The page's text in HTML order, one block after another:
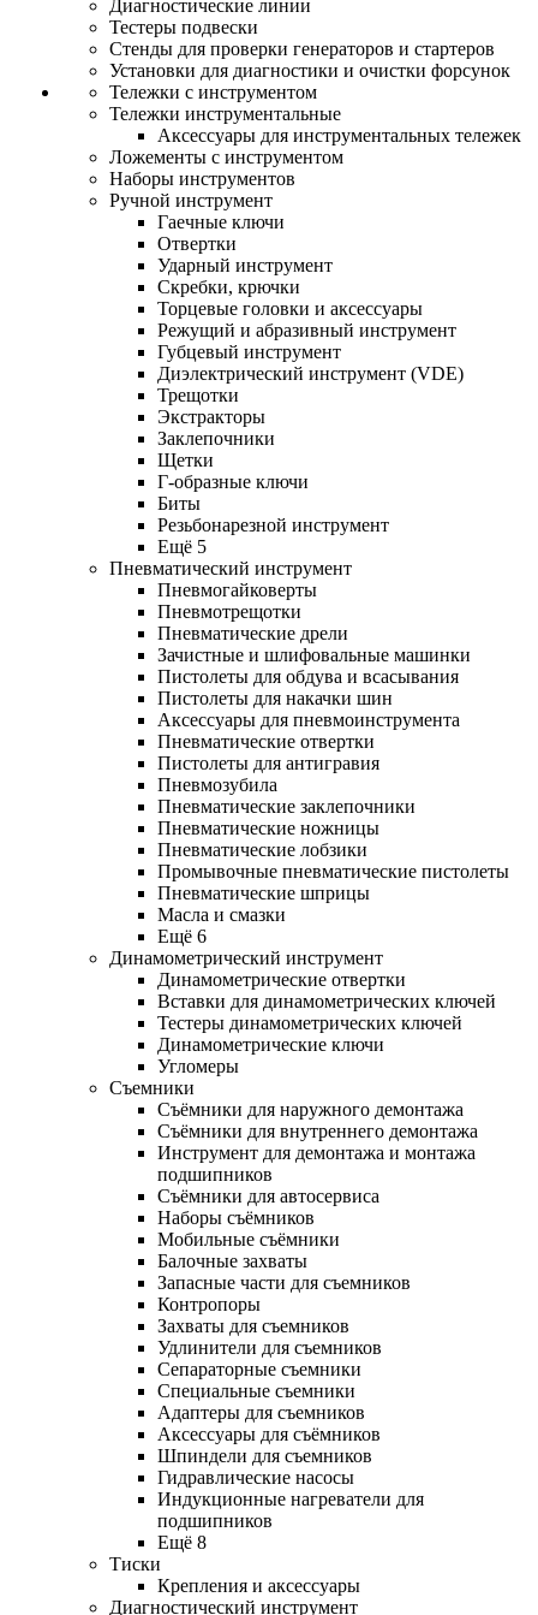
Диагностические линии
Тестеры подвески
Стенды для проверки генераторов и стартеров
Установки для диагностики и очистки форсунок
Тележки с инструментом
Тележки инструментальные
Аксессуары для инструментальных тележек
Ложементы с инструментом
Наборы инструментов
Ручной инструмент
Гаечные ключи
Отвертки
Ударный инструмент
Скребки, крючки
Торцевые головки и аксессуары
Режущий и абразивный инструмент
Губцевый инструмент
Диэлектрический инструмент (VDE)
Трещотки
Экстракторы
Заклепочники
Щетки
Г-образные ключи
Биты
Резьбонарезной инструмент
Ещё 5
Пневматический инструмент
Пневмогайковерты
Пневмотрещотки
Пневматические дрели
Зачистные и шлифовальные машинки
Пистолеты для обдува и всасывания
Пистолеты для накачки шин
Аксессуары для пневмоинструмента
Пневматические отвертки
Пистолеты для антигравия
Пневмозубила
Пневматические заклепочники
Пневматические ножницы
Пневматические лобзики
Промывочные пневматические пистолеты
Пневматические шприцы
Масла и смазки
Ещё 6
Динамометрический инструмент
Динамометрические отвертки
Вставки для динамометрических ключей
Тестеры динамометрических ключей
Динамометрические ключи
Угломеры
Съемники
Съёмники для наружного демонтажа
Съёмники для внутреннего демонтажа
Инструмент для демонтажа и монтажа
подшипников
Съёмники для автосервиса
Наборы съёмников
Мобильные съёмники
Балочные захваты
Запасные части для съемников
Контропоры
Захваты для съемников
Удлинители для съемников
Сепараторные съемники
Специальные съемники
Адаптеры для съемников
Аксессуары для съёмников
Шпиндели для съемников
Гидравлические насосы
Индукционные нагреватели для
подшипников
Ещё 8
Тиски
Крепления и аксессуары
Диагностический инструмент